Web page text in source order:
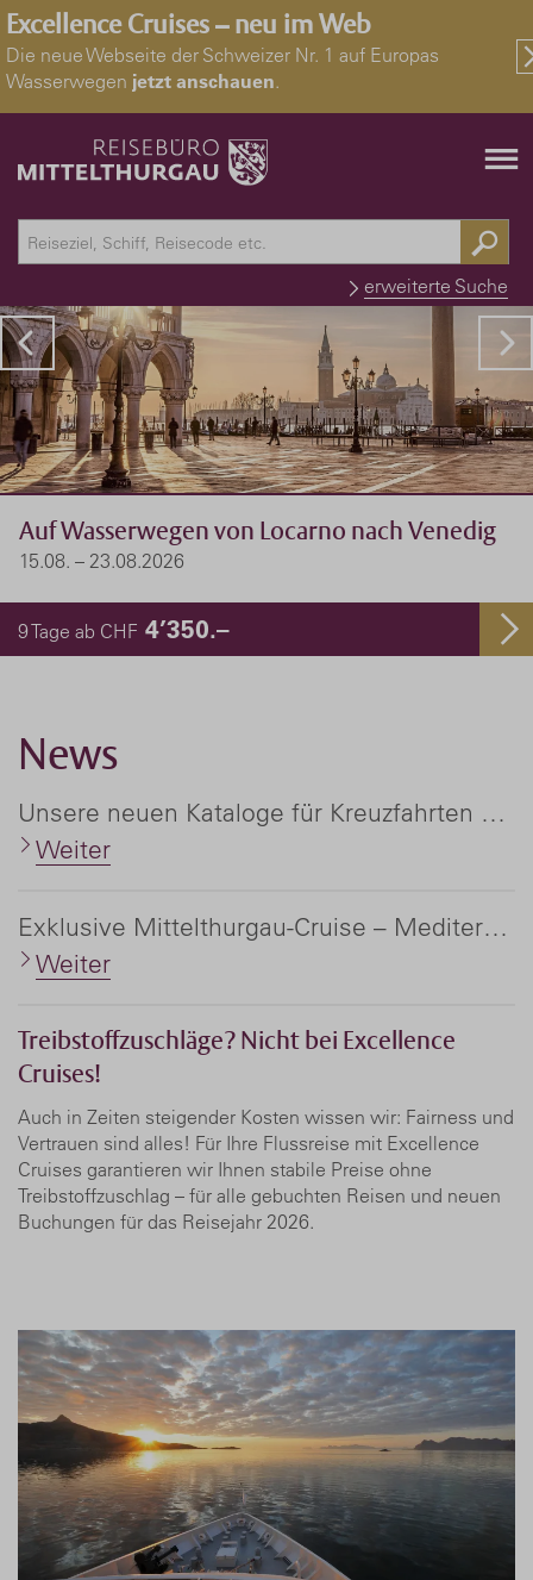
Excellence Cruises – neu im Web
Die neue Webseite der Schweizer Nr. 1 auf Europas
Wasserwegen jetzt anschauen.
erweiterte Suche
Auf Wasserwegen von Locarno nach Venedig
15.08. – 23.08.2026
9 Tage ab CHF 4’350.–
News
Unsere neuen Kataloge für Kreuzfahrten und Flussreisen weltweit
Weiter
Exklusive Mittelthurgau-Cruise – Mediterranea '27
Weiter
Treibstoffzuschläge? Nicht bei Excellence
Cruises!
Auch in Zeiten steigender Kosten wissen wir: Fairness und
Vertrauen sind alles! Für Ihre Flussreise mit Excellence
Cruises garantieren wir Ihnen stabile Preise ohne
Treibstoffzuschlag – für alle gebuchten Reisen und neuen
Buchungen für das Reisejahr 2026.